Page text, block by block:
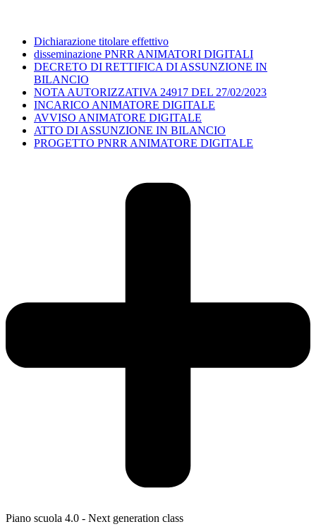
Dichiarazione titolare effettivo
disseminazione PNRR ANIMATORI DIGITALI
DECRETO DI RETTIFICA DI ASSUNZIONE IN
BILANCIO
NOTA AUTORIZZATIVA 24917 DEL 27/02/2023
INCARICO ANIMATORE DIGITALE
AVVISO ANIMATORE DIGITALE
ATTO DI ASSUNZIONE IN BILANCIO
PROGETTO PNRR ANIMATORE DIGITALE
Piano scuola 4.0 - Next generation class